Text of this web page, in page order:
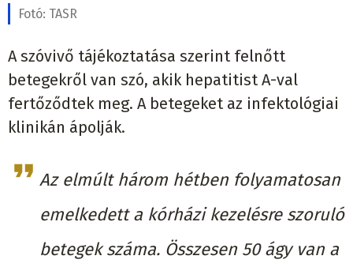
Fotó: TASR
A szóvivő tájékoztatása szerint felnőtt
betegekről van szó, akik hepatitist A-val
fertőződtek meg. A betegeket az infektológiai
klinikán ápolják.
Az elmúlt három hétben folyamatosan
emelkedett a kórházi kezelésre szoruló
betegek száma. Összesen 50 ágy van a